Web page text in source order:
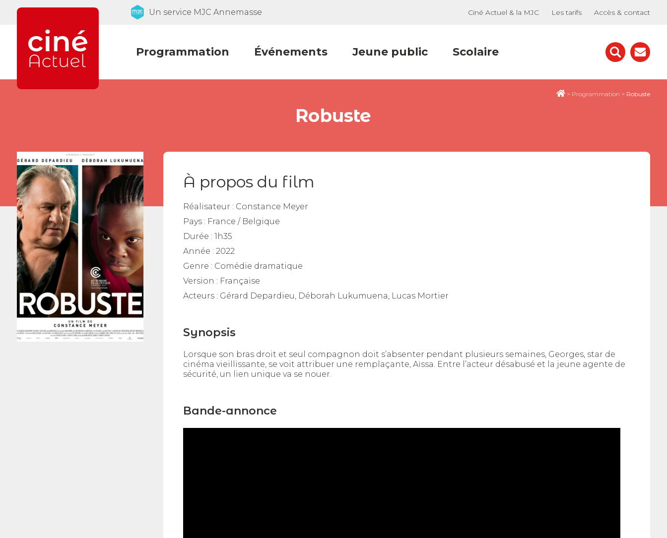
Un service MJC Annemasse Ciné Actuel & la MJC Les tarifs Accès & contact
Programmation Événements Jeune public Scolaire
> Programmation > Robuste
Robuste
À propos du film
Réalisateur : Constance Meyer
Pays : France / Belgique
Durée : 1h35
Année : 2022
Genre : Comédie dramatique
Version : Française
Acteurs : Gérard Depardieu, Déborah Lukumuena, Lucas Mortier
Synopsis
Lorsque son bras droit et seul compagnon doit s’absenter pendant plusieurs semaines, Georges, star de
cinéma vieillissante, se voit attribuer une remplaçante, Aïssa. Entre l’acteur désabusé et la jeune agente de
sécurité, un lien unique va se nouer.
Bande-annonce